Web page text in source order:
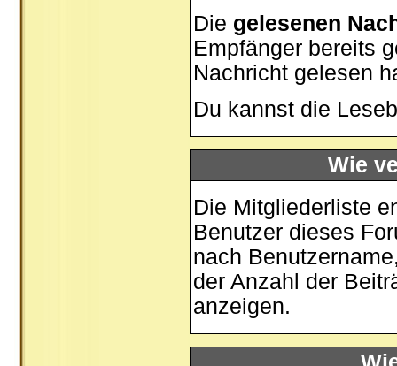
Die gelesenen
Empfänger bereits
Nachricht gelesen
Du kannst die
Wie
Die Mitgliederliste
Benutzer dieses
nach
der Anzahl der
anzeigen.